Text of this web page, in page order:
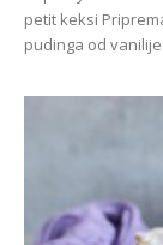
petit keksi
pudinga od